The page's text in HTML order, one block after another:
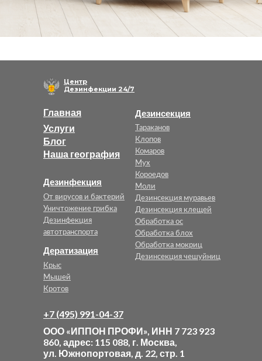
Работаем по
Центр
Дезинфекции 24/7
Главная
+7 (495) 991-04-37
ООО «ИППОН ПРОФИ», ИНН 7 723 923
860, адрес: 115 088, г. Москва,
ул. Южнопортовая, д. 22, стр. 1
Наша география
Блог
Услуги
Дезинсекция
Тараканов
Клопов
Комаров
Мух
Короедов
Моли
Крыс
Мышей
Кротов
Дератизация
Дезинфекция
От вирусов и бактерий
Уничтожение грибка
Дезинфекция
автотранспорта
Дезинсекция муравьев
Дезинсекция клещей
Обработка ос
Обработка блох
Обработка мокриц
Дезинсекция чешуйниц